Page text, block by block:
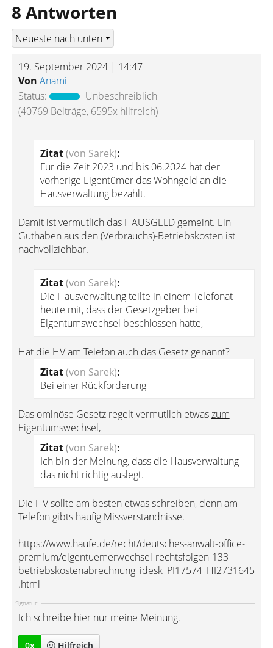
8 Antworten
19. September 2024 | 14:47
Von Anami
Status:
Unbeschreiblich
(40769 Beiträge, 6595x hilfreich)
Zitat(von Sarek):
Für die Zeit 2023 und bis 06.2024 hat der
vorherige Eigentümer das Wohngeld an die
Hausverwaltung bezahlt.
Damit ist vermutlich das HAUSGELD gemeint. Ein
Guthaben aus den (Verbrauchs)-Betriebskosten ist
nachvollziehbar.
Zitat(von Sarek):
Die Hausverwaltung teilte in einem Telefonat
heute mit, dass der Gesetzgeber bei
Eigentumswechsel beschlossen hatte,
Hat die HV am Telefon auch das Gesetz genannt?
Zitat(von Sarek):
Bei einer Rückforderung
Das ominöse Gesetz regelt vermutlich etwaszum
Eigentumswechsel,
Zitat(von Sarek):
Ich bin der Meinung, dass die Hausverwaltung
das nicht richtig auslegt.
Die HV sollte am besten etwas schreiben, denn am
Telefon gibts häufig Missverständnisse.
https://www.haufe.de/recht/deutsches-anwalt-office-
premium/eigentuemerwechsel-rechtsfolgen-133-
betriebskostenabrechnung_idesk_PI17574_HI2731645
.html
Signatur:
Ich schreibe hier nur meine Meinung.
0x Hilfreich